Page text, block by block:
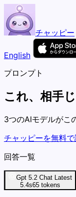
チャッピー
English
プロンプト
これ、相手
3つのAIモデルがこ
チャッピーを無料
回答一覧
Gpt 5.2 Chat Latest
5.4s65 tokens